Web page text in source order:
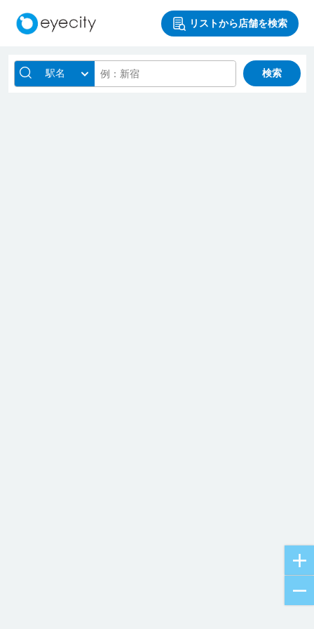
リストから店舗を検索
駅名 検索